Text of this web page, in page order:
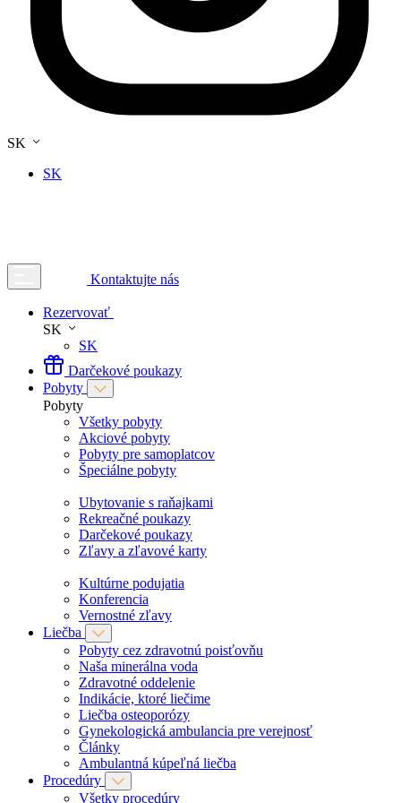
SK
SK
Kontaktujte nás
Rezervovať
SK
SK
Darčekové poukazy
Pobyty
Pobyty
Všetky pobyty
Akciové pobyty
Pobyty pre samoplatcov
Špeciálne pobyty
Ubytovanie s raňajkami
Rekreačné poukazy
Darčekové poukazy
Zľavy a zľavové karty
Kultúrne podujatia
Konferencia
Vernostné zľavy
Liečba
Pobyty cez zdravotnú poisťovňu
Naša minerálna voda
Zdravotné oddelenie
Indikácie, ktoré liečime
Liečba osteoporózy
Gynekologická ambulancia pre verejnosť
Články
Ambulantná kúpeľná liečba
Procedúry
Všetky procedúry